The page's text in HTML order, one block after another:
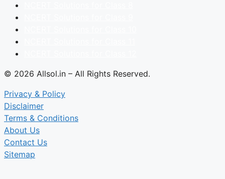
© 2026 Allsol.in – All Rights Reserved.
Privacy & Policy
Disclaimer
Terms & Conditions
About Us
Contact Us
Sitemap